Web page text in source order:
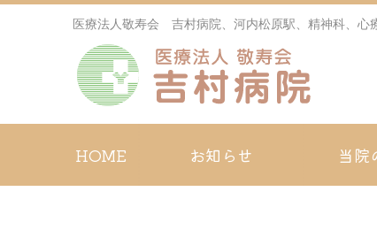
医療法人敬寿会 吉村病院、河内松原駅、精神科、心
HOME お知らせ 当院